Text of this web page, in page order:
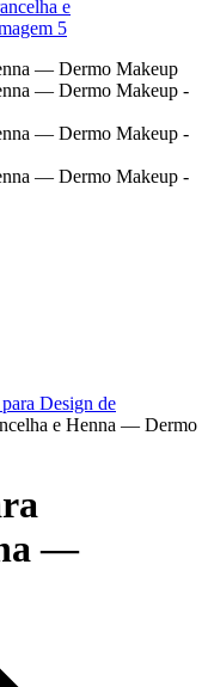
Design de
e Henna — Dermo
—